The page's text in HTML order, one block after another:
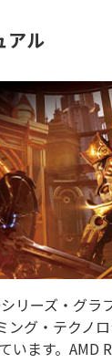
アル
リーズ・グラ
ング・テクノ
ます。AMD